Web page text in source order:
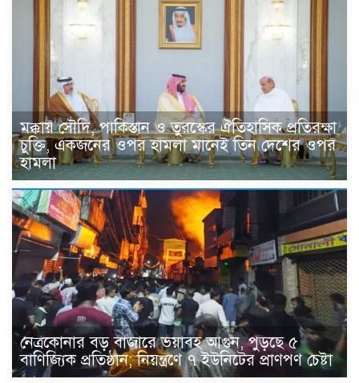
মক্কায় সৌদি, পাকিস্তান ও তুরস্কের ঐতিহাসিক প্রতিরক্ষা
চুক্তি, একজনের ওপর হামলা মানেই তিন দেশের ওপর
হামলা
নেত্রকোনার বড় বাজারে ভয়াবহ আগুন, পুড়ছে ৫
বাণিজ্যিক প্রতিষ্ঠান; নিয়ন্ত্রণে ৭ ইউনিটের প্রাণপণ চেষ্টা